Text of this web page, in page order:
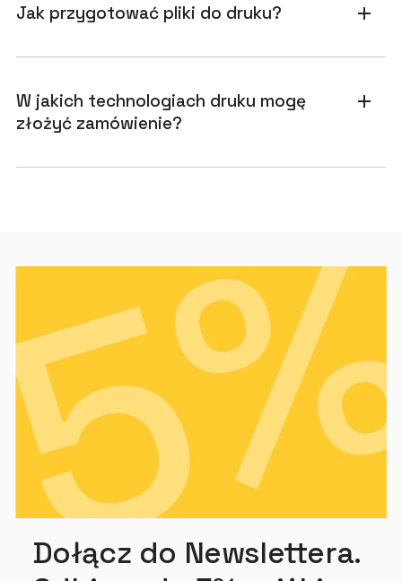
Jak przygotować pliki do druku? add
W jakich technologiach druku mogę
złożyć zamówienie?
add
Dołącz do Newslettera.